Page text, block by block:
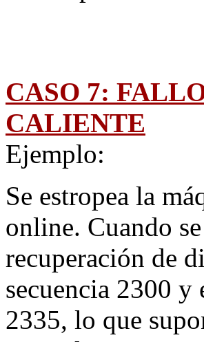
CASO 7:
CALIENTE
Ejemplo:
Se estropea la
online. Cuando
recuperación de
secuencia 2300
2335, lo que